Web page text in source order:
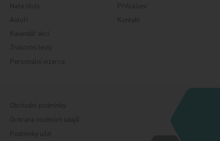
Naše tituly
Autoři
Kalendář akcí
Znalostní testy
Personální inzerce
Přihlášení
Kontakt
Obchodní podmínky
Ochrana osobních údajů
Podmínky užití